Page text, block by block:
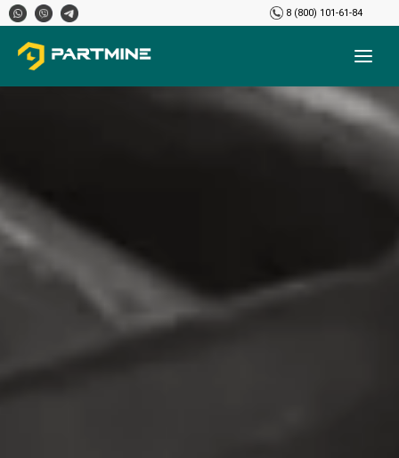
8 (800) 101-61-84